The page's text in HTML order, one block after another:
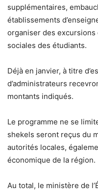
supplémentaires,
établissements
organiser des
sociales des étudiants.
Déjà en janvier, à titre
d’administrateurs
montants indiqués.
Le programme ne se
shekels seront reçus du
autorités locales,
économique de la région.
Au total, le ministère de